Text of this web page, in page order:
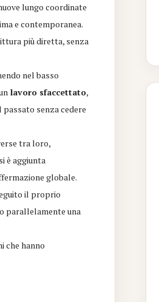
lungo coordinate
e contemporanea.
più diretta, senza
nel basso
lavoro sfaccettato,
senza cedere
tra loro,
è aggiunta
globale.
il proprio
parallelamente una
che hanno